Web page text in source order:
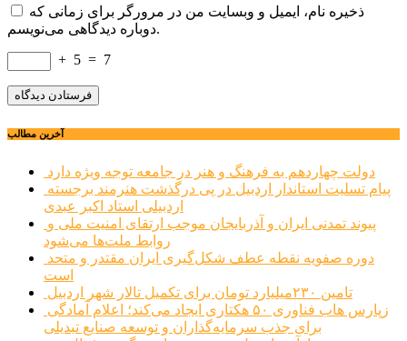
ذخیره نام، ایمیل و وبسایت من در مرورگر برای زمانی که
دوباره دیدگاهی می‌نویسم.
+ 5 = 7
آخرین مطالب
دولت چهاردهم به فرهنگ و هنر در جامعه توجه ویژه دارد
اردبیلی استاد اکبر عبدی
روابط ملت‌ها می‌شود
است
تامین ۲۳۰میلیارد تومان برای تکمیل تالار شهر اردبیل
برای جذب سرمایه‌گذاران و توسعه صنایع تبدیلی